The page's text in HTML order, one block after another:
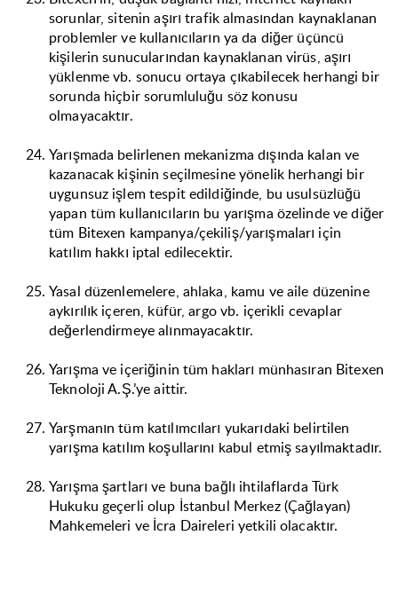
sorunlar, sitenin aşırı trafik almasından kaynaklanan
problemler ve kullanıcıların ya da diğer üçüncü
kişilerin sunucularından kaynaklanan virüs, aşırı
yüklenme vb. sonucu ortaya çıkabilecek herhangi bir
sorunda hiçbir sorumluluğu söz konusu
olmayacaktır.
Yarışmada belirlenen mekanizma dışında kalan ve
kazanacak kişinin seçilmesine yönelik herhangi bir
uygunsuz işlem tespit edildiğinde, bu usulsüzlüğü
yapan tüm kullanıcıların bu yarışma özelinde ve diğer
tüm Bitexen kampanya/çekiliş/yarışmaları için
katılım hakkı iptal edilecektir.
Yasal düzenlemelere, ahlaka, kamu ve aile düzenine
aykırılık içeren, küfür, argo vb. içerikli cevaplar
değerlendirmeye alınmayacaktır.
Yarışma ve içeriğinin tüm hakları münhasıran Bitexen
Teknoloji A.Ş.’ye aittir.
Yarşmanın tüm katılımcıları yukarıdaki belirtilen
yarışma katılım koşullarını kabul etmiş sayılmaktadır.
Yarışma şartları ve buna bağlı ihtilaflarda Türk
Hukuku geçerli olup İstanbul Merkez (Çağlayan)
Mahkemeleri ve İcra Daireleri yetkili olacaktır.